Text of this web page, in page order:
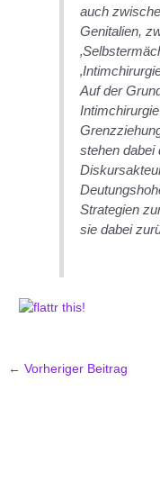
auch
Genitalien,
Auf der
stehen dabei
Strategien
sie dabei
← Vorheriger Beitrag